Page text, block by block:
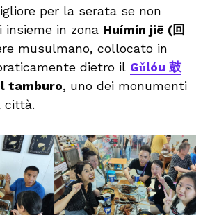
per la serata se non
in zona Huímín jiē (回
musulmano, collocato in
dietro il Gǔlóu 鼓
tamburo, uno dei monumenti
città.